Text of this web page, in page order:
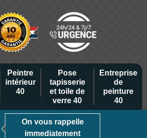
Peintre
intérieur
40
Pose
tapisserie
et toile de
verre 40
Entreprise
de
peinture
40
On vous rappelle
immediatement